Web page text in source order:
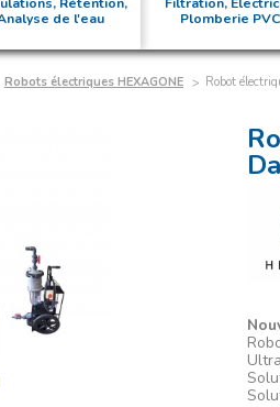
de l'eau
Plomberie PVC
Robots électriques HEXAGONE Robot